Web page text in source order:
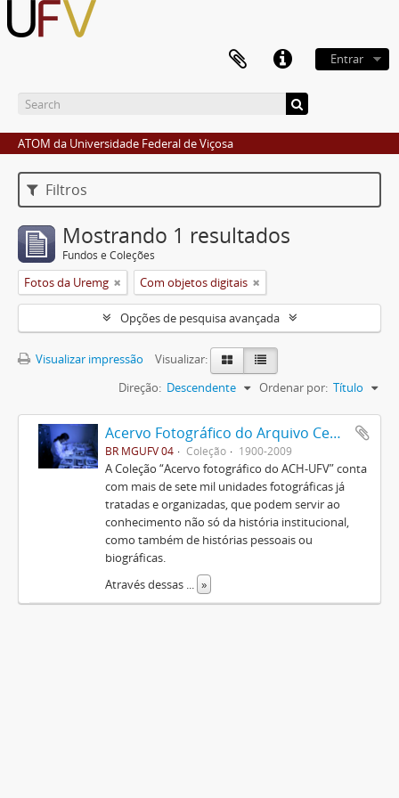
Entrar
ATOM da Universidade Federal de Viçosa
Filtros
Mostrando 1 resultados
Fundos e Coleções
Fotos da Uremg Com objetos digitais
Opções de pesquisa avançada
Visualizar impressão
Visualizar:
Ordenar por: Título
Direção: Descendente
Acervo Fotográfico do Arquivo Central Histórico da UFV
BR MGUFV 04 Coleção 1900-2009
A Coleção “Acervo fotográfico do ACH-UFV” conta
com mais de sete mil unidades fotográficas já
tratadas e organizadas, que podem servir ao
conhecimento não só da história institucional,
como também de histórias pessoais ou
biográficas.
Através dessas
»